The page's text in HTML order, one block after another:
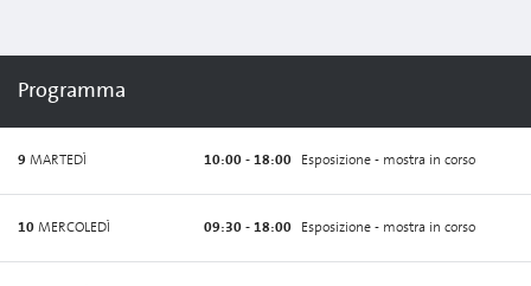
Programma
9 MARTEDÌ 10:00 - 18:00 Esposizione - mostra in corso
10 MERCOLEDÌ 09:30 - 18:00 Esposizione - mostra in corso